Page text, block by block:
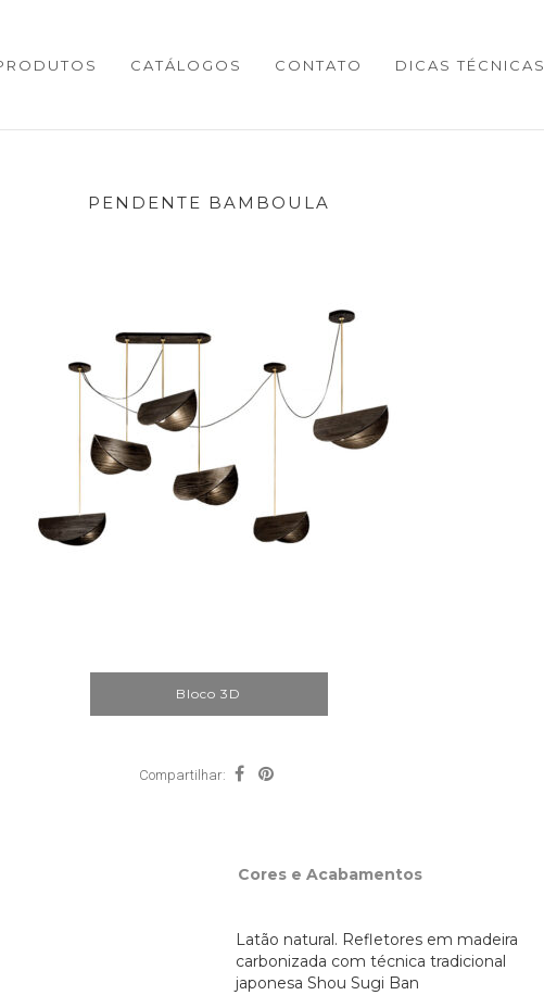
CATÁLOGOS CONTATO DICAS TÉCNICAS
PENDENTE BAMBOULA
Bloco 3D
Compartilhar:
Cores e Acabamentos
Latão natural. Refletores em madeira
carbonizada com técnica tradicional
japonesa Shou Sugi Ban